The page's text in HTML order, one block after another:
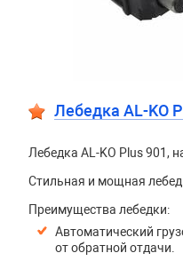
Лебедка AL-KO
Лебедка AL-KO Plus 901,
Стильная и мощная
Преимущества лебедки:
Автоматический
от обратной отдачи.